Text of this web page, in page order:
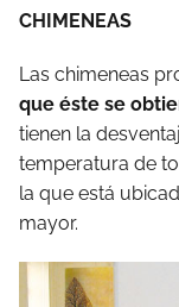
CHIMENEAS
Las chimeneas
que éste se
tienen la
temperatura de
la que está
mayor.